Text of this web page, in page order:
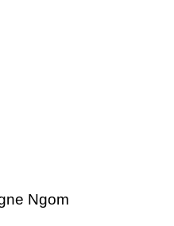
Ngom